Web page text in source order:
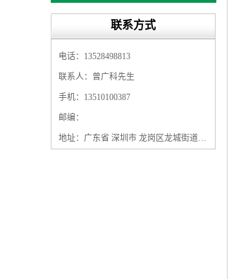
联系方式
电话：13528498813
联系人：曾广科先生
手机：13510100387
邮编：
地址：广东省 深圳市 龙岗区龙城街道龙翔大道9009号珠江广场A1栋5F